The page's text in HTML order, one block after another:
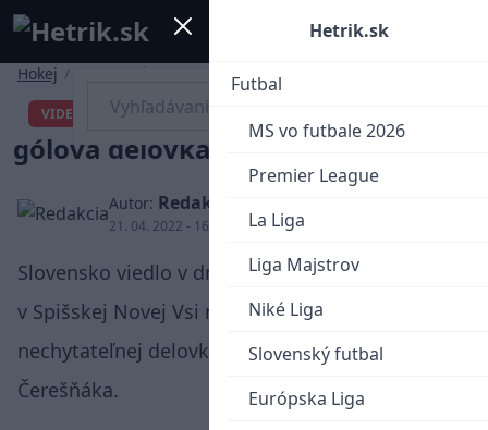
Mobile menu
Hetrik.sk
Futbal
MS vo futbale 2026
Premier League
La Liga
Liga Majstrov
Niké Liga
Slovenský futbal
Európska Liga
Hokej / Slovenský hokej
VIDEO
Peter Čerešňák a jeho
gólová delovka proti Česku
Autor: Redakcia
21. 04. 2022 - 16:27
Slovensko viedlo v dnešnom prípravnom zápase
v Spišskej Novej Vsi nad Českom 1:0 po
nechytateľnej delovke nášho kapitána Petra
Čerešňáka.